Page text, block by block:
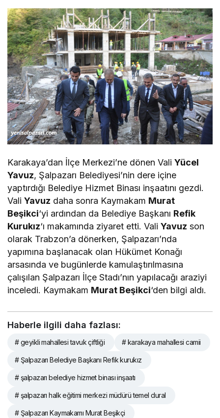
Karakaya’dan İlçe Merkezi’ne dönen ValiYücel
Yavuz, Şalpazarı Belediyesi’nin dere içine
yaptırdığı Belediye Hizmet Binası inşaatını gezdi.
ValiYavuz daha sonra Kaymakam Murat
Beşikci‘yi ardından da Belediye Başkanı Refik
Kurukız‘ı makamında ziyaret etti. ValiYavuz son
olarak Trabzon’a dönerken, Şalpazarı’nda
yapımına başlanacak olan Hükümet Konağı
arsasında ve bugünlerde kamulaştırılmasına
çalışılan Şalpazarı İlçe Stadı’nın yapılacağı araziyi
inceledi. Kaymakam Murat Beşikci‘den bilgi aldı.
Haberle ilgili daha fazlası:
# geyikli mahallesi tavuk çiftliği # karakaya mahallesi camii
# Şalpazarı Belediye Başkanı Refik kurukız
# şalpazarı belediye hizmet binası inşaatı
# şalpazarı halk eğitimi merkezi müdürü temel dural
# Şalpazarı Kaymakamı Murat Beşikçi